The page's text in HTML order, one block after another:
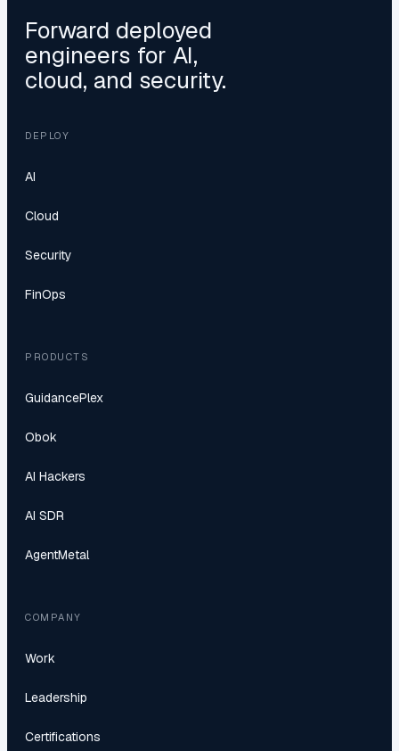
Forward deployed
engineers for AI,
cloud, and security.
DEPLOY
AI
Cloud
Security
FinOps
PRODUCTS
GuidancePlex
Obok
AI Hackers
AI SDR
AgentMetal
COMPANY
Work
Leadership
Certifications